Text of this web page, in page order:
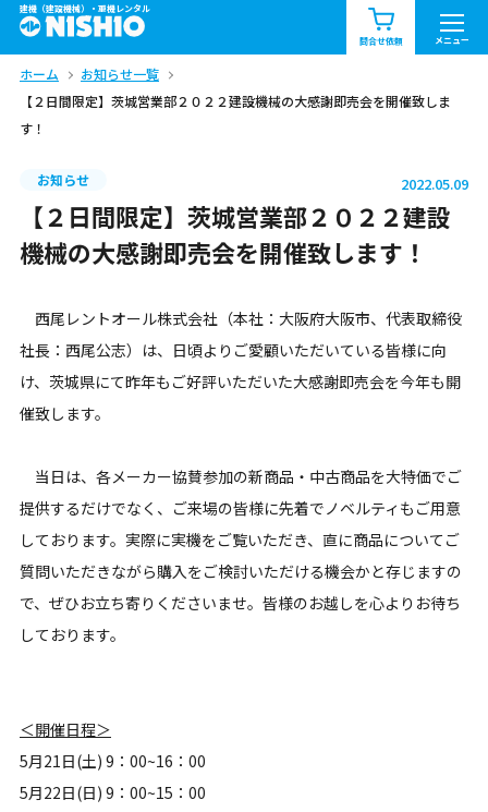
建機（建設機械）・重機レンタル
問合せ依頼 メニュー
商品一覧 お知らせ一覧
問合せ依頼リスト
北海道 関東
中部 関西 中国・四国
ホーム
お知らせ一覧
【２日間限定】茨城営業部２０２２建設機械の大感謝即売会を開催致しま
す！
お知らせ 2022.05.09
【２日間限定】茨城営業部２０２２建設
機械の大感謝即売会を開催致します！
西尾レントオール株式会社（本社：大阪府大阪市、代表取締役
社長：西尾公志）は、日頃よりご愛顧いただいている皆様に向
け、茨城県にて昨年もご好評いただいた大感謝即売会を今年も開
催致します。
当日は、各メーカー協賛参加の新商品・中古商品を大特価でご
提供するだけでなく、ご来場の皆様に先着でノベルティもご用意
しております。実際に実機をご覧いただき、直に商品についてご
質問いただきながら購入をご検討いただける機会かと存じますの
で、ぜひお立ち寄りくださいませ。皆様のお越しを心よりお待ち
しております。
＜開催日程＞
5月21日(土) 9：00~16：00
5月22日(日) 9：00~15：00